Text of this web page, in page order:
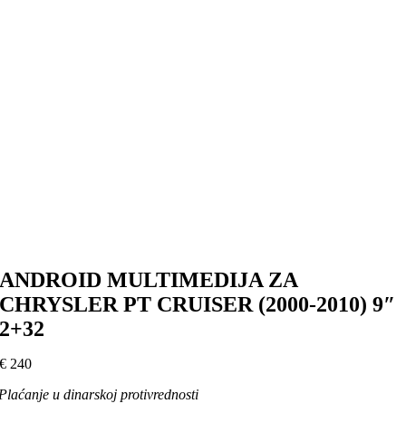
ANDROID MULTIMEDIJA ZA
CHRYSLER PT CRUISER (2000-2010) 9″
2+32
€ 240
u dinarskoj protivrednosti